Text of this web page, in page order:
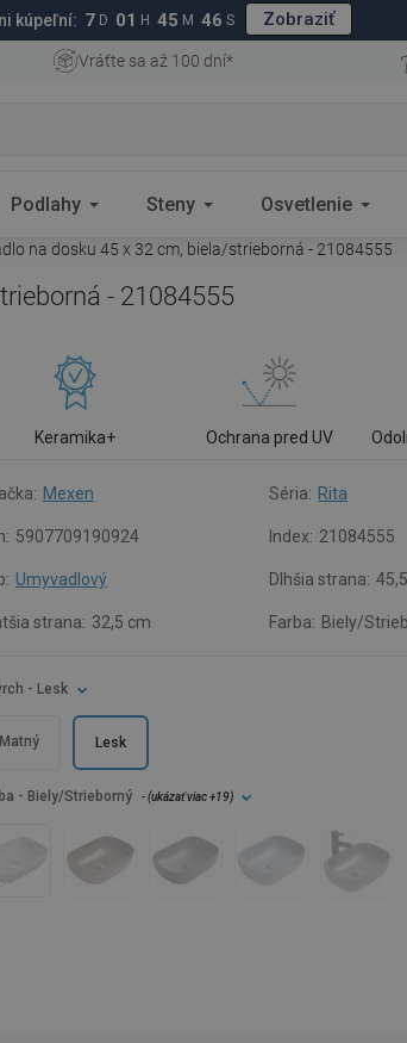
kúpeľní: 7 D 01 H 45 M 45 S Zobraziť
Vráťte sa až 100 dní*
Podlahy Steny Osvetlenie
na dosku 45 x 32 cm, biela/strieborná - 21084555
- 21084555
Keramika+ Ochrana pred UV
Mexen Séria: Rita
5907709190924 Index: 21084555
Umyvadlový Dlhšia strana:
strana: 32,5 cm Farba: Biely/
- Biely/Strieborný - (ukázať viac+19)
- Lesk
Lesk
Matný